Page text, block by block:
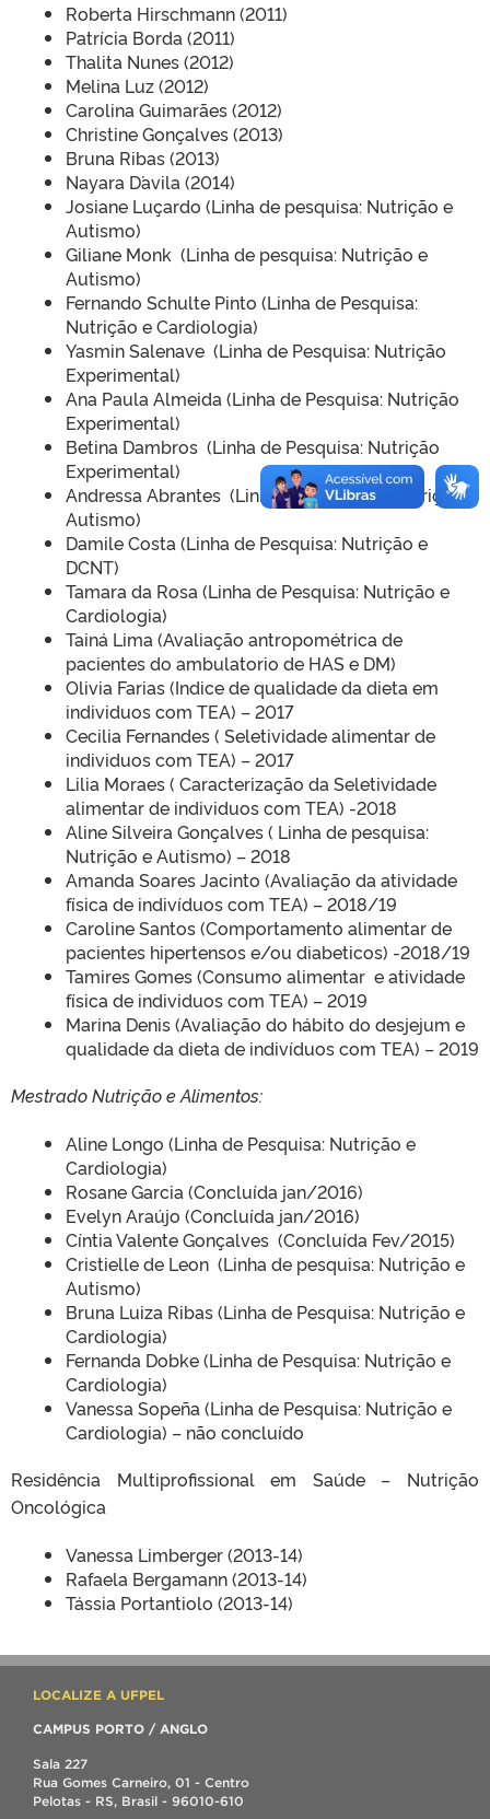
Roberta Hirschmann (2011)
Patrícia Borda (2011)
Thalita Nunes (2012)
Melina Luz (2012)
Carolina Guimarães (2012)
Christine Gonçalves (2013)
Bruna Ribas (2013)
Nayara D´avila (2014)
Josiane Luçardo (Linha de pesquisa: Nutrição e
Autismo)
Giliane Monk (Linha de pesquisa: Nutrição e
Autismo)
Fernando Schulte Pinto (Linha de Pesquisa:
Nutrição e Cardiologia)
Yasmin Salenave (Linha de Pesquisa: Nutrição
Experimental)
Ana Paula Almeida (Linha de Pesquisa: Nutrição
Experimental)
Betina Dambros (Linha de Pesquisa: Nutrição
Experimental)
Andressa Abrantes (Linha de pesquisa: Nutrição e
Autismo)
Damile Costa (Linha de Pesquisa: Nutrição e
DCNT)
Tamara da Rosa (Linha de Pesquisa: Nutrição e
Cardiologia)
Tainá Lima (Avaliação antropométrica de
pacientes do ambulatorio de HAS e DM)
Olivia Farias (Indice de qualidade da dieta em
individuos com TEA) – 2017
Cecilia Fernandes ( Seletividade alimentar de
individuos com TEA) – 2017
Lilia Moraes ( Caracterização da Seletividade
alimentar de individuos com TEA) -2018
Aline Silveira Gonçalves ( Linha de pesquisa:
Nutrição e Autismo) – 2018
Amanda Soares Jacinto (Avaliação da atividade
física de indivíduos com TEA) – 2018/19
Caroline Santos (Comportamento alimentar de
pacientes hipertensos e/ou diabeticos) -2018/19
Tamires Gomes (Consumo alimentar e atividade
física de individuos com TEA) – 2019
Marina Denis (Avaliação do hábito do desjejum e
qualidade da dieta de indivíduos com TEA) – 2019
Mestrado Nutrição e Alimentos:
Aline Longo (Linha de Pesquisa: Nutrição e
Cardiologia)
Rosane Garcia (Concluída jan/2016)
Evelyn Araújo (Concluída jan/2016)
Cíntia Valente Gonçalves (Concluída Fev/2015)
Cristielle de Leon (Linha de pesquisa: Nutrição e
Autismo)
Bruna Luiza Ribas (Linha de Pesquisa: Nutrição e
Cardiologia)
Fernanda Dobke (Linha de Pesquisa: Nutrição e
Cardiologia)
Vanessa Sopeña (Linha de Pesquisa: Nutrição e
Cardiologia) – não concluído
Residência Multiprofissional em Saúde – Nutrição
Oncológica
Vanessa Limberger (2013-14)
Rafaela Bergamann (2013-14)
Tássia Portantiolo (2013-14)
LOCALIZE A UFPEL
CAMPUS PORTO / ANGLO
Sala 227
Rua Gomes Carneiro, 01 - Centro
Pelotas - RS, Brasil - 96010-610